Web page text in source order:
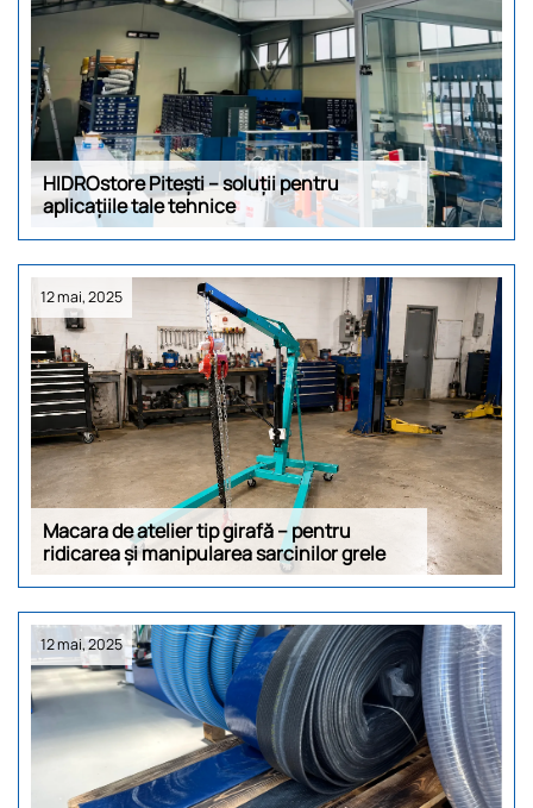
HIDROstore Pitești – soluții pentru
aplicațiile tale tehnice
12 mai, 2025
Macara de atelier tip girafă – pentru
ridicarea și manipularea sarcinilor grele
12 mai, 2025